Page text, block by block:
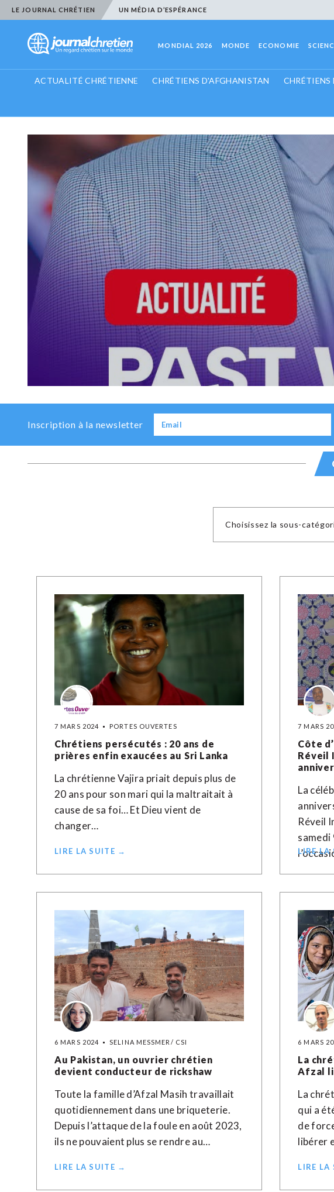
LE JOURNAL CHRÉTIEN UN MÉDIA D’ESPÉRANCE
MONDIAL 2026 MONDE ECONOMIE
ACTUALITÉ CHRÉTIENNE CHRÉTIENS D'AFGHANISTAN
Previous
Next
Inscription à la newsletter
Choisissez la sous-
7 MARS 2024 PORTES OUVERTES
Chrétiens persécutés : 20 ans de
prières enfin exaucées au Sri Lanka
La chrétienne Vajira priait depuis plus de
20 ans pour son mari qui la maltraitait à
cause de sa foi… Et Dieu vient de
changer…
LIRE LA SUITE →
7 MARS
Côte
Réveil
La
Réveil
samedi
LIRE
6 MARS 2024 SELINA MESSMER/ CSI
Au Pakistan, un ouvrier chrétien
devient conducteur de rickshaw
Toute la famille d’Afzal Masih travaillait
quotidiennement dans une briqueterie.
Depuis l’attaque de la foule en août 2023,
ils ne pouvaient plus se rendre au…
LIRE LA SUITE →
6 MARS
La
Afzal
La
qui a
de
libérer
LIRE LA